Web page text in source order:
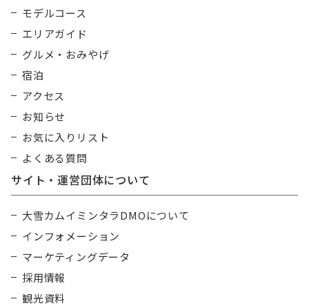
モデルコース
エリアガイド
グルメ・おみやげ
宿泊
アクセス
お知らせ
お気に入りリスト
よくある質問
サイト・運営団体について
大雪カムイミンタラDMOについて
インフォメーション
マーケティングデータ
採用情報
観光資料